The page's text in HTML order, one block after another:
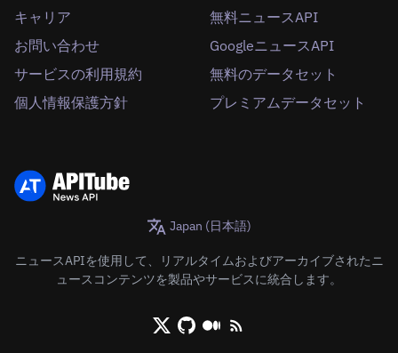
キャリア
お問い合わせ
サービスの利用規約
個人情報保護方針
無料ニュースAPI
GoogleニュースAPI
無料のデータセット
プレミアムデータセット
Japan (日本語)
ニュースAPIを使用して、リアルタイムおよびアーカイブされたニ
ュースコンテンツを製品やサービスに統合します。
X/Twitter
GithubMediumRSS/XML